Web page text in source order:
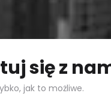
się z
jak to możliwe.